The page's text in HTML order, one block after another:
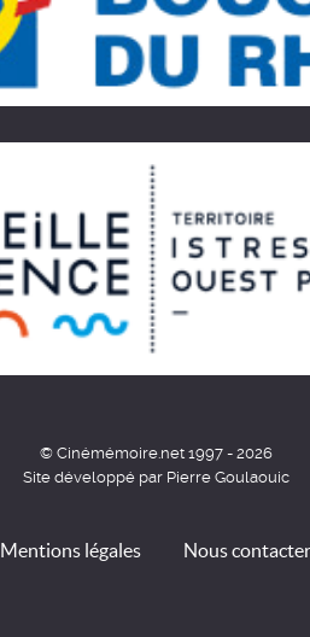
© Cinémémoire.net 1997 - 2026
Site développé par Pierre Goulaouic
Mentions légales Nous contacter